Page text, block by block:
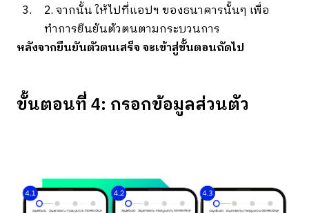
2. จากนั้น ให้ไปที่แอปฯ ของธนาคารนั้นๆ เพื่อ
ทำการยืนยันตัวตนตามกระบวนการ
หลังจากยืนยันตัวตนเสร็จ จะเข้าสู่ขั้นตอนถัดไป
ขั้นตอนที่ 4: กรอกข้อมูลส่วนตัว